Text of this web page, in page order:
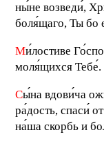
ны́не возведи́,
боля́щаго, Ты бо
Ми́лостиве
моля́щихся Тебе́.
Сы́на вдови́ча
ра́дость, спаси́
на́ша скорбь и